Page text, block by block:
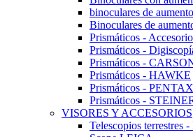
binoculares de
Binoculares de
Prismáticos -
Prismáticos -
Prismáticos -
Prismáticos - HAWKE
Prismáticos - PENTAX
Prismáticos -
VISORES Y ACCESORIOS
Telescopios terrestres